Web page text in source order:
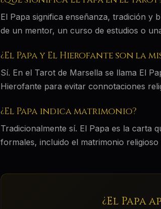
El Papa significa enseñanza, tradición y
de un mentor, un curso de estudios o
¿El Papa y El Hierofante son la
Sí. En el Tarot de Marsella se llama El
Hierofante para evitar connotaciones
¿El Papa indica matrimonio?
Tradicionalmente sí. El Papa es la carta
formales, incluido el matrimonio religioso
¿El Papa